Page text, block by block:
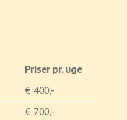
Priser pr. uge
€ 400,-
€ 700,-